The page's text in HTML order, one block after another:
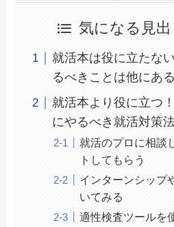
気になる見
就活本は役に立たな
るべきことは他にある
就活本より役に立つ
にやるべき就活対策
就活のプロに相談
トしてもらう
インターンシップ
いてみる
適性検査ツールを